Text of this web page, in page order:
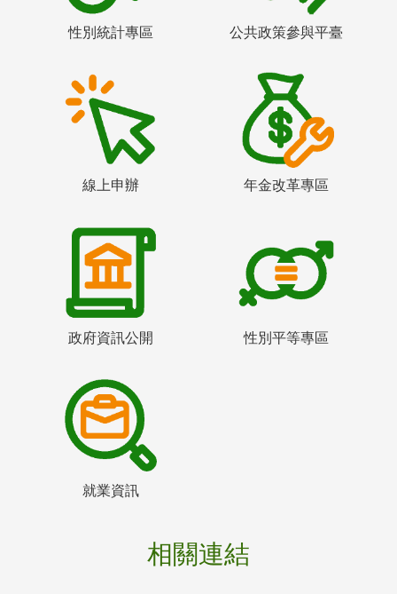
性別統計專區 公共政策參與平臺
線上申辦 年金改革專區
政府資訊公開 性別平等專區
就業資訊
相關連結